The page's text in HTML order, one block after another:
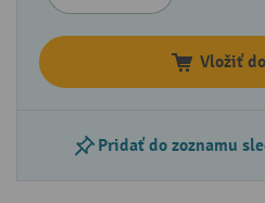
Vložiť
Pridať do zoznamu